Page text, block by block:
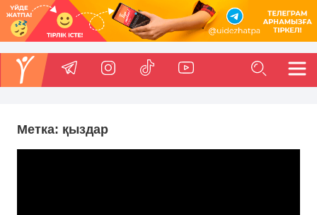
Метка: қыздар